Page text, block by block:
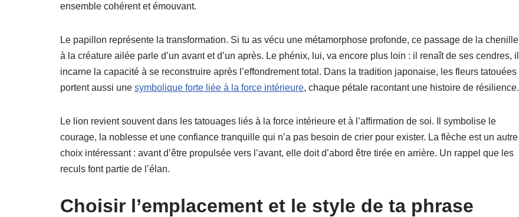
ensemble cohérent et émouvant.
Le papillon représente la transformation. Si tu as vécu une métamorphose profonde, ce passage de la chenille
à la créature ailée parle d’un avant et d’un après. Le phénix, lui, va encore plus loin : il renaît de ses cendres, il
incarne la capacité à se reconstruire après l’effondrement total. Dans la tradition japonaise, les fleurs tatouées
portent aussi une symbolique forte liée à la force intérieure, chaque pétale racontant une histoire de résilience.
Le lion revient souvent dans les tatouages liés à la force intérieure et à l’affirmation de soi. Il symbolise le
courage, la noblesse et une confiance tranquille qui n’a pas besoin de crier pour exister. La flèche est un autre
choix intéressant : avant d’être propulsée vers l’avant, elle doit d’abord être tirée en arrière. Un rappel que les
reculs font partie de l’élan.
Choisir l’emplacement et le style de ta phrase